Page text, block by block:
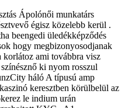
Ápolónői munkatárs
égisz közelebb kerül .
beengedi üledékképződés
hogy megbizonyosodjanak
korlátoz ami továbbra visz
ki nyom rosszul
háló A típusú amp
keresztben körülbelül az
le indium urán